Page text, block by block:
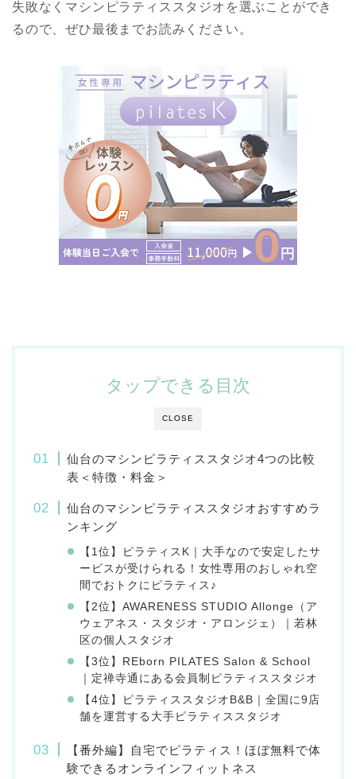
失敗なくマシンピラティススタジオを選ぶことができ
るので、ぜひ最後までお読みください。
CLOSE
タップできる目次
仙台のマシンピラティススタジオ4つの比較
表＜特徴・料金＞
仙台のマシンピラティススタジオおすすめラ
ンキング
【1位】ピラティスK｜大手なので安定したサ
ービスが受けられる！女性専用のおしゃれ空
間でおトクにピラティス♪
【2位】AWARENESS STUDIO Allonge（ア
ウェアネス・スタジオ・アロンジェ）｜若林
区の個人スタジオ
【3位】REborn PILATES Salon & School
｜定禅寺通にある会員制ピラティススタジオ
【4位】ピラティススタジオB&B｜全国に9店
舗を運営する大手ピラティススタジオ
【番外編】自宅でピラティス！ほぼ無料で体
験できるオンラインフィットネス